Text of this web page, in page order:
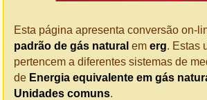
Esta página apresenta conversão on-
padrão de gás natural em erg. Estas
pertencem a diferentes sistemas de
de Energia equivalente em gás
Unidades comuns.